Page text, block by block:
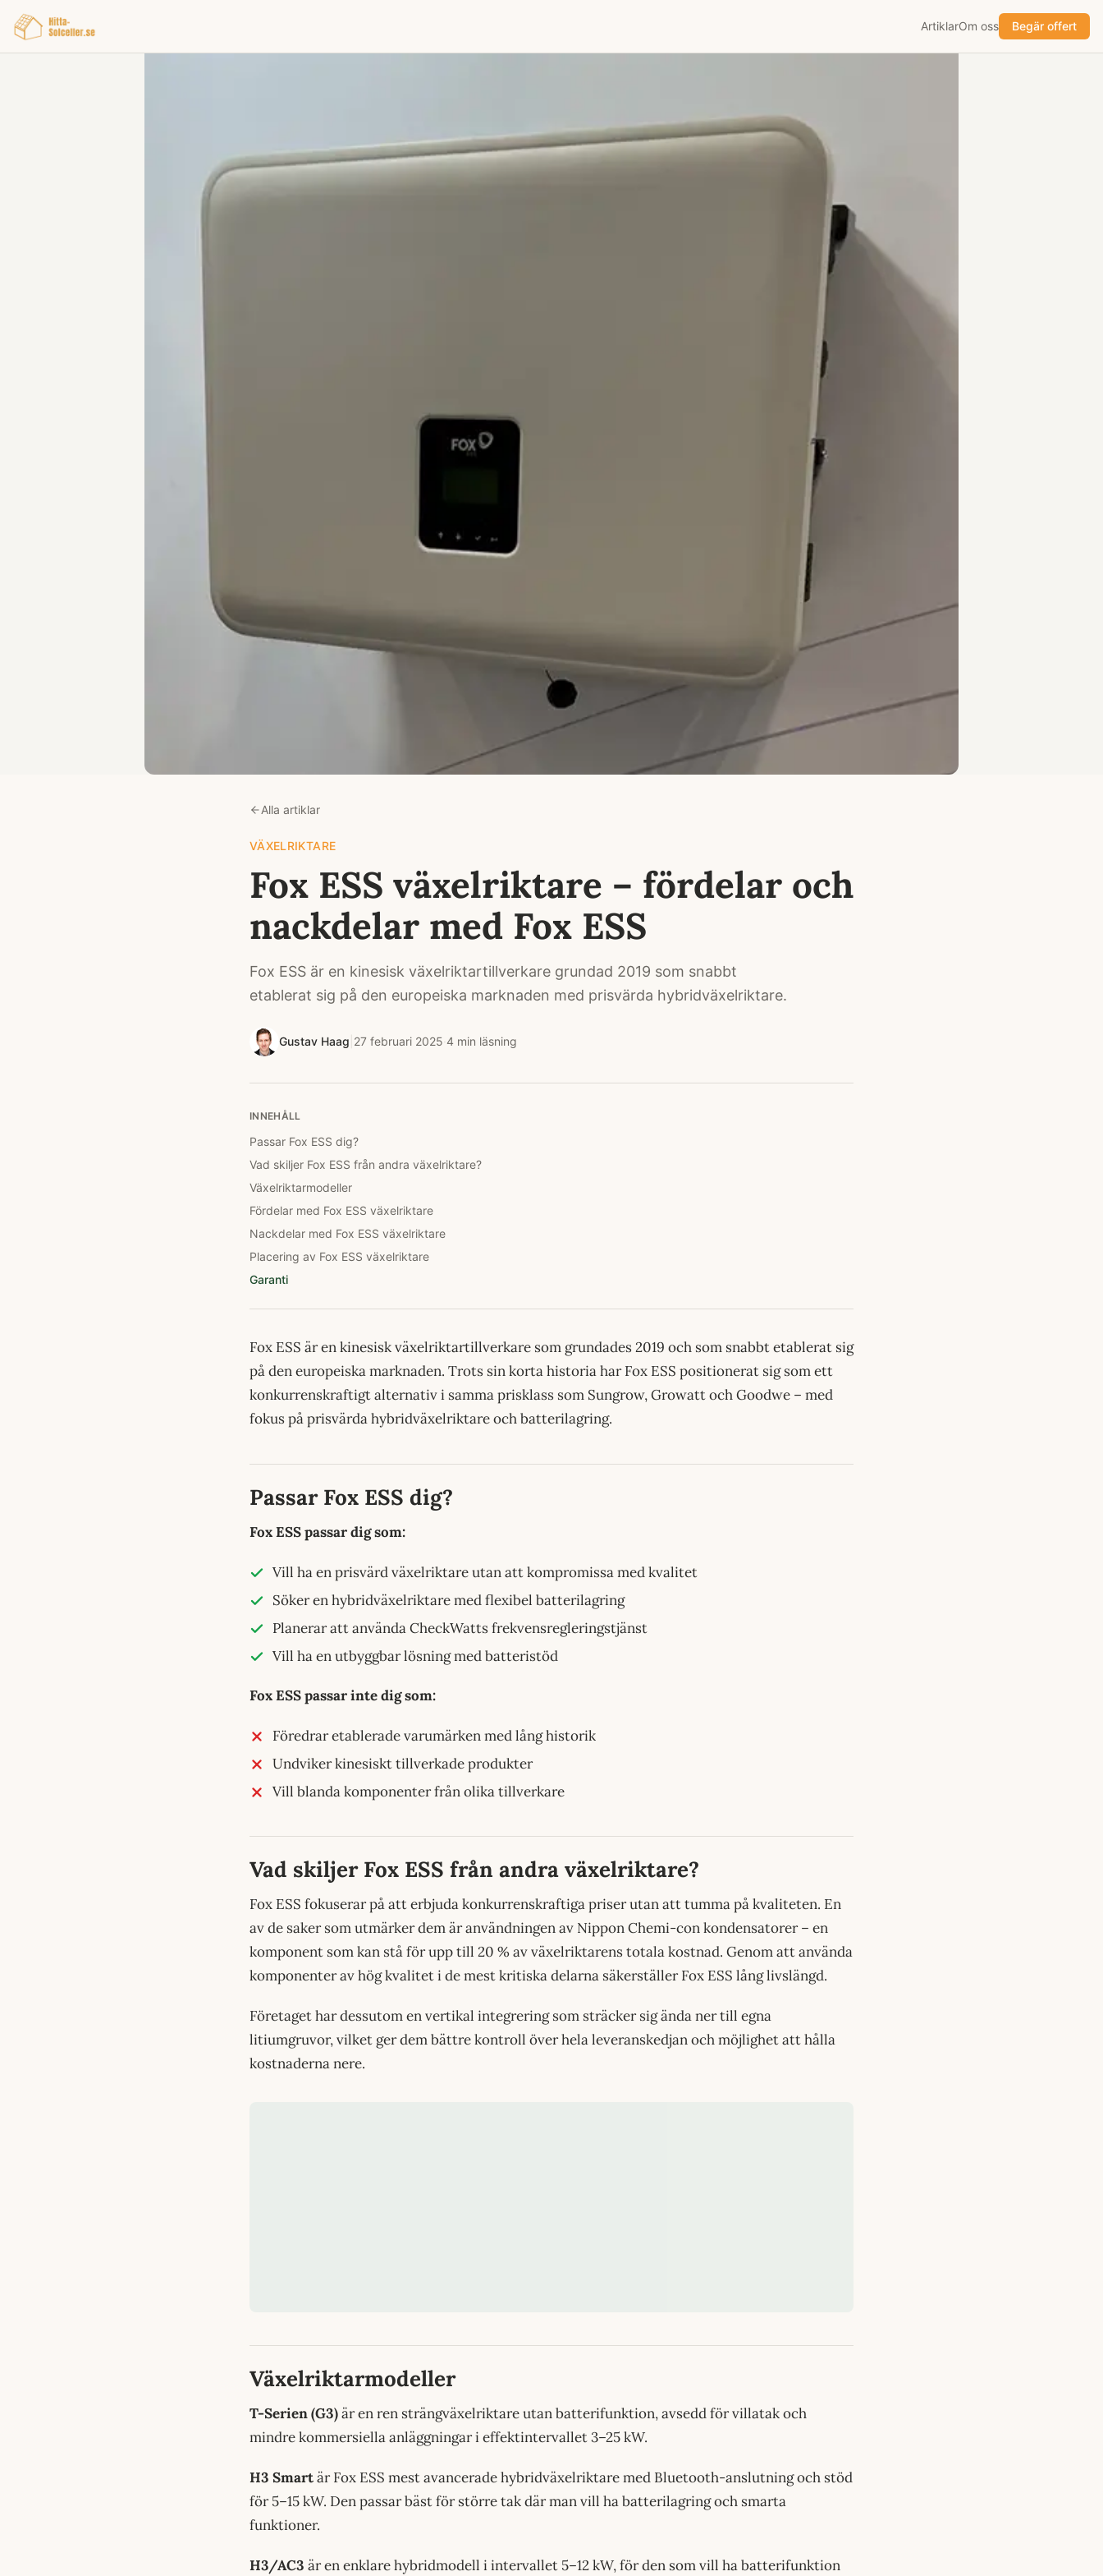
ArtiklarOm oss Begär offert
Alla artiklar
VÄXELRIKTARE
Fox ESS växelriktare – fördelar och
nackdelar med Fox ESS
Fox ESS är en kinesisk växelriktartillverkare grundad 2019 som snabbt
etablerat sig på den europeiska marknaden med prisvärda hybridväxelriktare.
Gustav Haag 27 februari 2025·4 min läsning
INNEHÅLL
Passar Fox ESS dig?
Vad skiljer Fox ESS från andra växelriktare?
Växelriktarmodeller
Fördelar med Fox ESS växelriktare
Nackdelar med Fox ESS växelriktare
Placering av Fox ESS växelriktare
Garanti
Fox ESS är en kinesisk växelriktartillverkare som grundades 2019 och som snabbt etablerat sig
på den europeiska marknaden. Trots sin korta historia har Fox ESS positionerat sig som ett
konkurrenskraftigt alternativ i samma prisklass som Sungrow, Growatt och Goodwe – med
fokus på prisvärda hybridväxelriktare och batterilagring.
Passar Fox ESS dig?
Fox ESS passar dig som:
Vill ha en prisvärd växelriktare utan att kompromissa med kvalitet
Söker en hybridväxelriktare med flexibel batterilagring
Planerar att använda CheckWatts frekvensregleringstjänst
Vill ha en utbyggbar lösning med batteristöd
Fox ESS passar inte dig som:
Föredrar etablerade varumärken med lång historik
Undviker kinesiskt tillverkade produkter
Vill blanda komponenter från olika tillverkare
Vad skiljer Fox ESS från andra växelriktare?
Fox ESS fokuserar på att erbjuda konkurrenskraftiga priser utan att tumma på kvaliteten. En
av de saker som utmärker dem är användningen av Nippon Chemi-con kondensatorer – en
komponent som kan stå för upp till 20 % av växelriktarens totala kostnad. Genom att använda
komponenter av hög kvalitet i de mest kritiska delarna säkerställer Fox ESS lång livslängd.
Företaget har dessutom en vertikal integrering som sträcker sig ända ner till egna
litiumgruvor, vilket ger dem bättre kontroll över hela leveranskedjan och möjlighet att hålla
kostnaderna nere.
Växelriktarmodeller
T-Serien (G3)är en ren strängväxelriktare utan batterifunktion, avsedd för villatak och
mindre kommersiella anläggningar i effektintervallet 3–25 kW.
H3 Smartär Fox ESS mest avancerade hybridväxelriktare med Bluetooth-anslutning och stöd
för 5–15 kW. Den passar bäst för större tak där man vill ha batterilagring och smarta
funktioner.
H3/AC3 är en enklare hybridmodell i intervallet 5–12 kW, för den som vill ha batterifunktion